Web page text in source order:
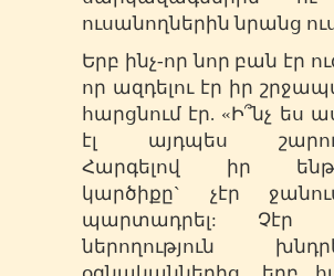
ուսանողներին նրանց
Երբ ինչ-որ նոր բան էր
որ ազդելու էր իր
հարցնում էր. «Ի՞նչ ես
էլ այդպես
Հարգելով իր
կարծիքը` չէր
պարտադրել: Չէր
ներողություն